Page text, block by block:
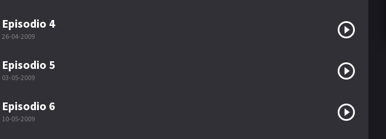
Episodio 4
26-04-2009
Episodio 5
03-05-2009
Episodio 6
10-05-2009